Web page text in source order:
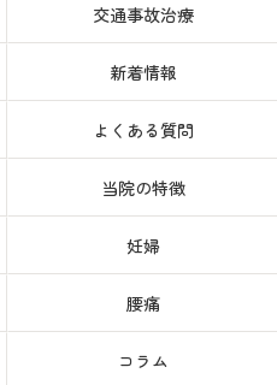
交通事故治療
新着情報
よくある質問
当院の特徴
妊婦
腰痛
コラム